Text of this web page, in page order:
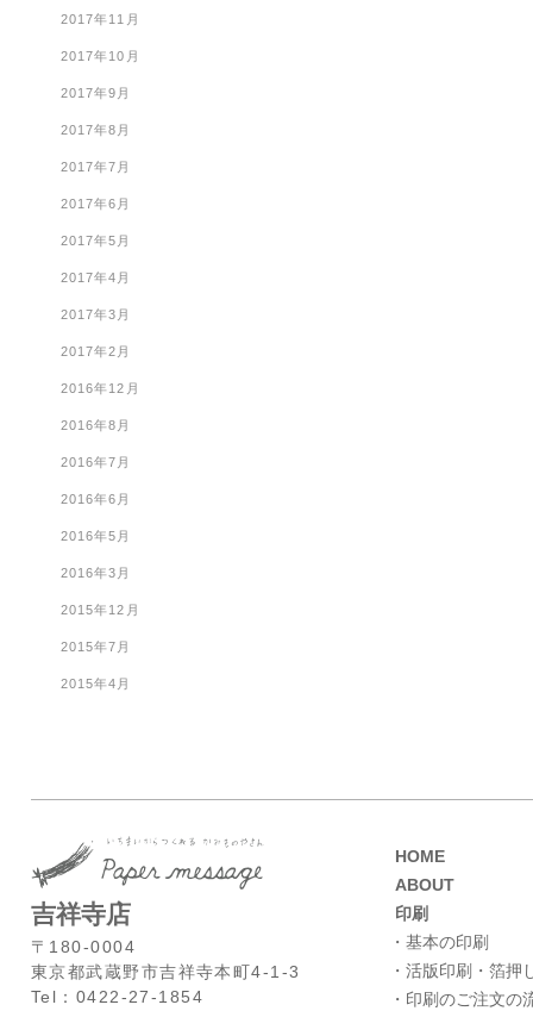
2017年11月
2017年10月
2017年9月
2017年8月
2017年7月
2017年6月
2017年5月
2017年4月
2017年3月
2017年2月
2016年12月
2016年8月
2016年7月
2016年6月
2016年5月
2016年3月
2015年12月
2015年7月
2015年4月
吉祥寺店
〒180-0004
東京都武蔵野市吉祥寺本町4-1-3
Tel：0422-27-1854
HOME
ABOUT
印刷
・基本の印刷
・活版印刷・箔押
・印刷のご注文の